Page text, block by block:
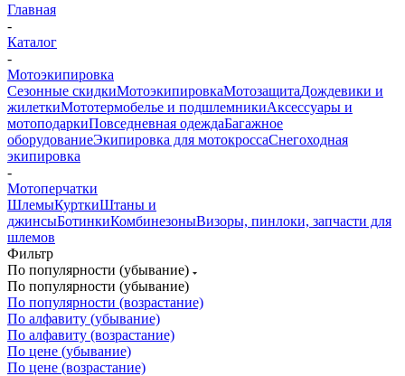
Главная
-
Каталог
-
Мотоэкипировка
Сезонные скидкиМотоэкипировкаМотозащитаДождевики и
жилеткиМототермобелье и подшлемникиАксессуары и
мотоподаркиПовседневная одеждаБагажное
оборудованиеЭкипировка для мотокроссаСнегоходная
экипировка
-
Мотоперчатки
ШлемыКурткиШтаны и
джинсыБотинкиКомбинезоныВизоры, пинлоки, запчасти для
шлемов
Фильтр
По популярности (убывание)
По популярности (убывание)
По популярности (возрастание)
По алфавиту (убывание)
По алфавиту (возрастание)
По цене (убывание)
По цене (возрастание)